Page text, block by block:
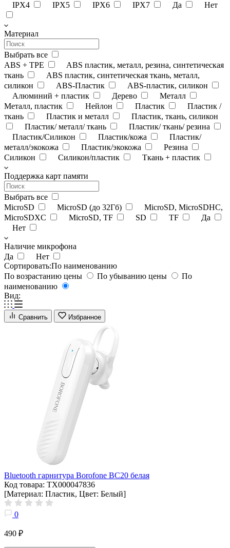
IPX4
IPX5 IPX6 IPX7 Да Нет
Материал
Выбрать все
ABS + TPE
ABS пластик, металл, резина, синтетическая
ткань
ABS пластик, синтетическая ткань, металл,
силикон
ABS-Пластик
ABS-пластик, силикон
Алюминий + пластик
Дерево
Металл
Металл, пластик
Нейлон Пластик
Пластик /
ткань
Пластик и металл
Пластик, ткань, силикон
Пластик/ металл/ ткань
Пластик/ ткань/ резина
Пластик/Силикон
Пластик/кожа
Пластик/
металл/экокожа
Пластик/экокожа
Резина
Силикон
Силикон/пластик Ткань + пластик
Поддержка карт памяти
Выбрать все
MicroSD
MicroSD (до 32Гб)
MicroSD, MicroSDHC,
MicroSDXC
MicroSD, TF SD TF
Да
Нет
Наличие микрофона
Да
Нет
Сортировать:По наименованию
По возрастанию цены
По убыванию цены
По
наименованию
Вид:
Сравнить Избранное
Bluetooth гарнитура Borofone BC20 белая
Код товара: ТХ000047836
[Материал: Пластик, Цвет: Белый]
0
490 ₽